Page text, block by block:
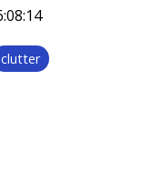
clutter